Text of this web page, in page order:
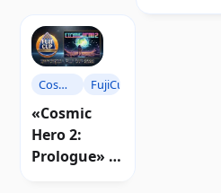
Cosmic
Hero
FujiCup
«Cosmic
Hero 2:
Prologue» se